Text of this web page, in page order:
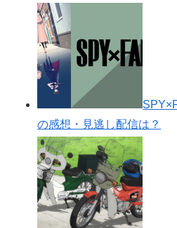
の感想・見逃し配信は？